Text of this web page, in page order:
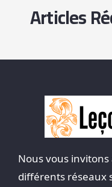
Articles
Nous vous
différents réseaux